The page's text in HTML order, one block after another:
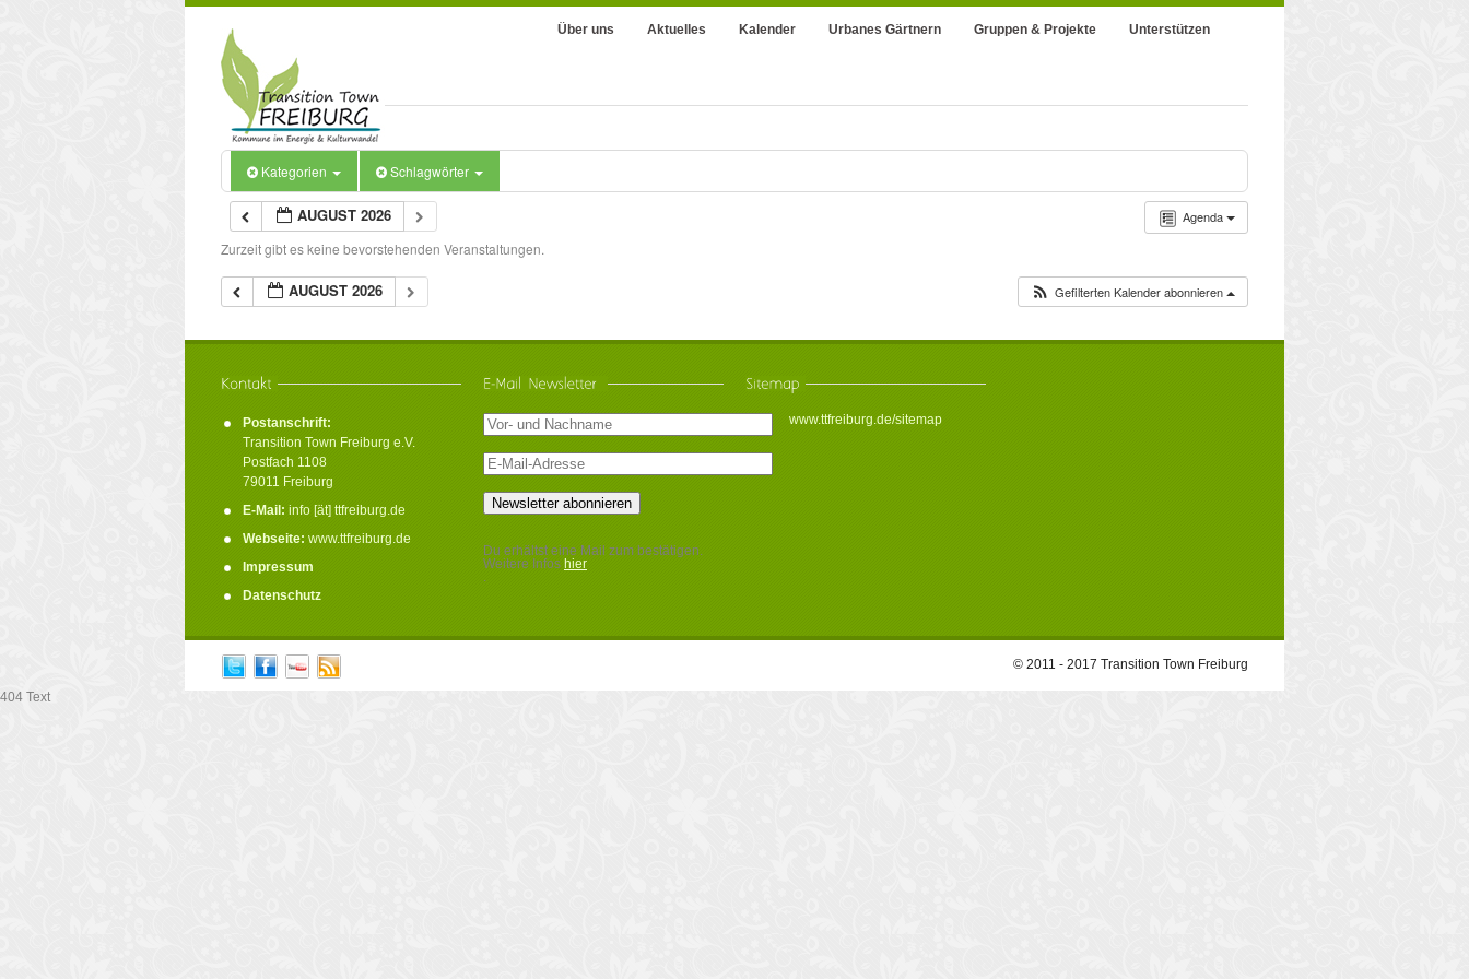
Über uns Aktuelles Kalender Urbanes Gärtnern Gruppen & Projekte Unterstützen
Kategorien Schlagwörter
Agenda
AUGUST 2026
Zurzeit gibt es keine bevorstehenden Veranstaltungen.
AUGUST 2026 Gefilterten Kalender abonnieren
Postanschrift:
Transition Town Freiburg e.V.
Postfach 1108
79011 Freiburg
E-Mail: info [ät] ttfreiburg.de
Webseite: www.ttfreiburg.de
Impressum
Datenschutz
Du erhältst eine Mail zum bestätigen.
Weitere Infos hier
.
www.ttfreiburg.de/sitemap
© 2011 - 2017 Transition Town Freiburg
404 Text